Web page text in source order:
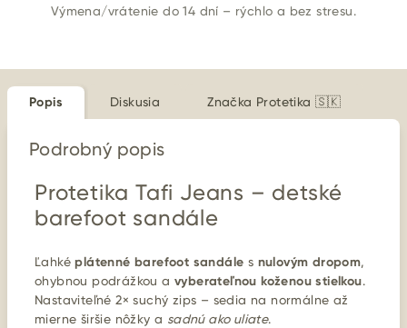
Výmena/vrátenie do 14 dní – rýchlo a bez stresu.
Popis Diskusia Značka Protetika 🇸🇰
Podrobný popis
Protetika Tafi Jeans – detské
barefoot sandále
Ľahképlátenné barefoot sandále s nulovým dropom,
ohybnou podrážkou a vyberateľnou koženou stielkou.
Nastaviteľné 2× suchý zips – sedia na normálne až
mierne širšie nôžky a sadnú ako uliate.